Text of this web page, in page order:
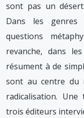
sont pas un
Dans les genres
questions
revanche, dans
résument à de
sont au centre du
radicalisation.
trois éditeurs